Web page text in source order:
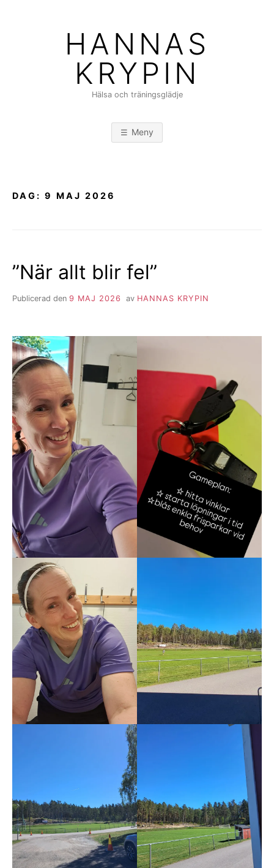
HANNAS
KRYPIN
Hälsa och träningsglädje
Meny
DAG: 9 MAJ 2026
”När allt blir fel”
Publicerad den 9 MAJ 2026 av HANNAS KRYPIN